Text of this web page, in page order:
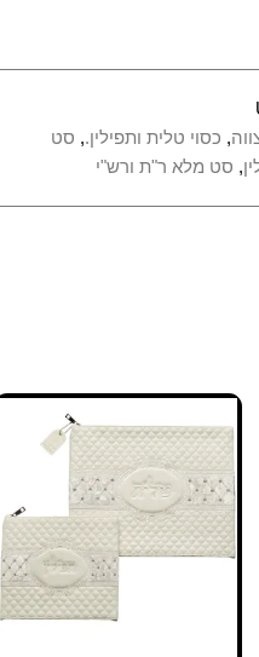
, כסוי טלית ותפילין., סט
, סט מלא ר"ת ורש"י